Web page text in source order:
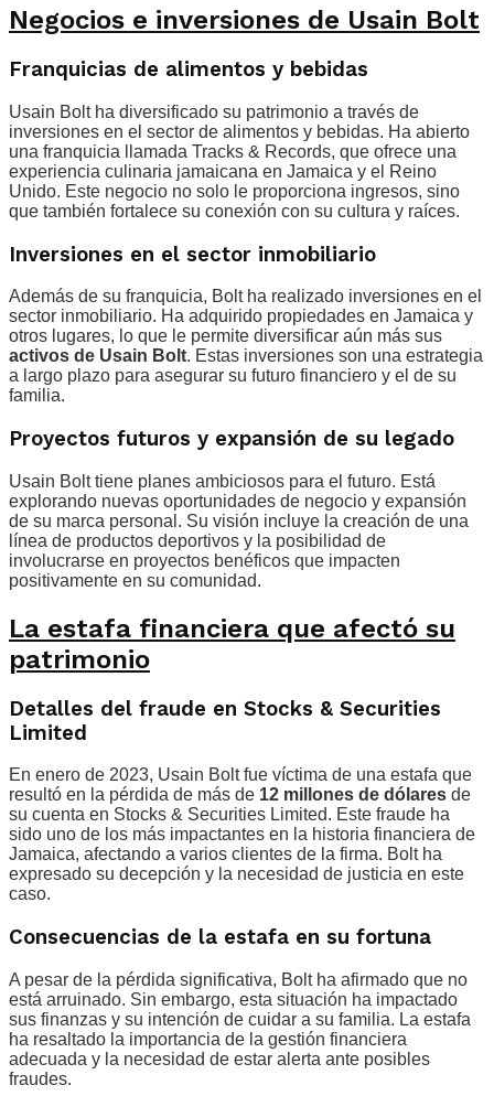
Negocios e inversiones de Usain Bolt
Franquicias de alimentos y bebidas
Usain Bolt ha diversificado su patrimonio a través de
inversiones en el sector de alimentos y bebidas. Ha abierto
una franquicia llamada Tracks & Records, que ofrece una
experiencia culinaria jamaicana en Jamaica y el Reino
Unido. Este negocio no solo le proporciona ingresos, sino
que también fortalece su conexión con su cultura y raíces.
Inversiones en el sector inmobiliario
Además de su franquicia, Bolt ha realizado inversiones en el
sector inmobiliario. Ha adquirido propiedades en Jamaica y
otros lugares, lo que le permite diversificar aún más sus
activos de Usain Bolt. Estas inversiones son una estrategia
a largo plazo para asegurar su futuro financiero y el de su
familia.
Proyectos futuros y expansión de su legado
Usain Bolt tiene planes ambiciosos para el futuro. Está
explorando nuevas oportunidades de negocio y expansión
de su marca personal. Su visión incluye la creación de una
línea de productos deportivos y la posibilidad de
involucrarse en proyectos benéficos que impacten
positivamente en su comunidad.
La estafa financiera que afectó su
patrimonio
Detalles del fraude en Stocks & Securities
Limited
En enero de 2023, Usain Bolt fue víctima de una estafa que
resultó en la pérdida de más de 12 millones de dólares de
su cuenta en Stocks & Securities Limited. Este fraude ha
sido uno de los más impactantes en la historia financiera de
Jamaica, afectando a varios clientes de la firma. Bolt ha
expresado su decepción y la necesidad de justicia en este
caso.
Consecuencias de la estafa en su fortuna
A pesar de la pérdida significativa, Bolt ha afirmado que no
está arruinado. Sin embargo, esta situación ha impactado
sus finanzas y su intención de cuidar a su familia. La estafa
ha resaltado la importancia de la gestión financiera
adecuada y la necesidad de estar alerta ante posibles
fraudes.